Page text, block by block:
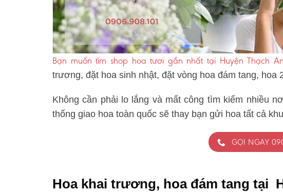
Bạn muốn tìm shop hoa tươi gần nhất tại Huyện Thạch An
trương, đặt hoa sinh nhật, đặt vòng hoa đám tang, hoa
Không cần phải lo lắng và mất công tìm kiếm nhiều
thống giao hoa toàn quốc sẽ thay bạn gửi hoa tất cả
GỌI NGAY
Hoa khai trương, hoa đám tang tại